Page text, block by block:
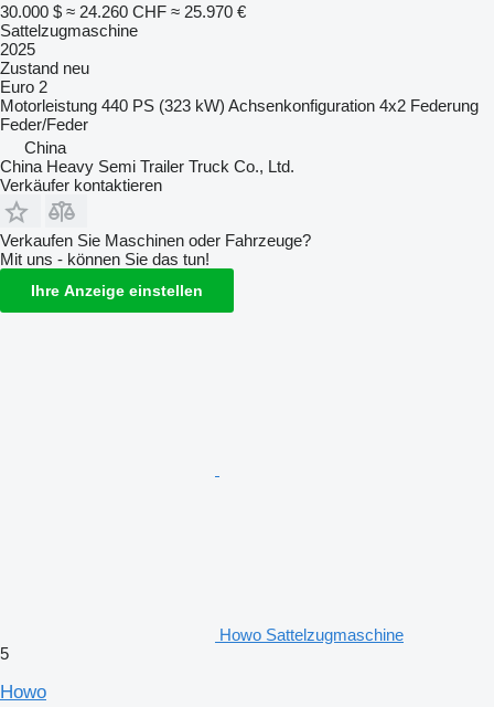
30.000 $ ≈ 24.260 CHF ≈ 25.970 €
Sattelzugmaschine
2025
Zustand neu
Euro 2
Motorleistung 440 PS (323 kW) Achsenkonfiguration 4x2 Federung
Feder/Feder
China
China Heavy Semi Trailer Truck Co., Ltd.
Verkäufer kontaktieren
Verkaufen Sie Maschinen oder Fahrzeuge?
Mit uns - können Sie das tun!
Ihre Anzeige einstellen
Howo Sattelzugmaschine
5
Howo